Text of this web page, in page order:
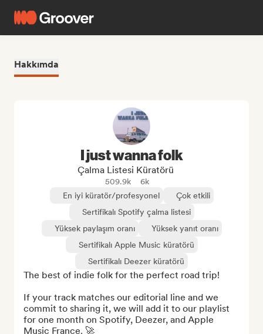
Hakkımda
I just wanna folk
Çalma Listesi Küratörü
509.9k
6k
En iyi küratör/profesyonel
Çok etkili
Sertifikalı Spotify çalma listesi
Yüksek paylaşım oranı
Yüksek yanıt oranı
Sertifikalı Apple Music küratörü
Sertifikalı Deezer küratörü
The best of indie folk for the perfect road trip!
If your track matches our editorial line and we
commit to sharing it, we will add it to our playlist
for one month on Spotify, Deezer, and Apple
Music France. 🚀